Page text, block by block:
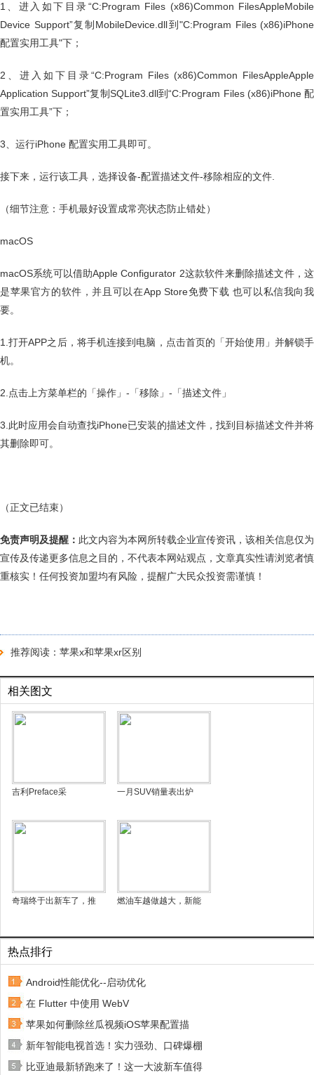
1、进入如下目录“C:Program Files (x86)Common FilesAppleMobile
Device Support”复制MobileDevice.dll到"C:Program Files (x86)iPhone
配置实用工具"下；
2、进入如下目录“C:Program Files (x86)Common FilesAppleApple
Application Support”复制SQLite3.dll到“C:Program Files (x86)iPhone 配
置实用工具”下；
3、运行iPhone 配置实用工具即可。
接下来，运行该工具，选择设备-配置描述文件-移除相应的文件.
（细节注意：手机最好设置成常亮状态防止错处）
macOS
macOS系统可以借助Apple Configurator 2这款软件来删除描述文件，这
是苹果官方的软件，并且可以在App Store免费下载 也可以私信我向我
要。
1.打开APP之后，将手机连接到电脑，点击首页的「开始使用」并解锁手
机。
2.点击上方菜单栏的「操作」-「移除」-「描述文件」
3.此时应用会自动查找iPhone已安装的描述文件，找到目标描述文件并将
其删除即可。
（正文已结束）
免责声明及提醒： 此文内容为本网所转载企业宣传资讯，该相关信息仅为
宣传及传递更多信息之目的，不代表本网站观点，文章真实性请浏览者慎
重核实！任何投资加盟均有风险，提醒广大民众投资需谨慎！
推荐阅读： 苹果x和苹果xr区别
相关图文
吉利Preface采 一月SUV销量表出炉
奇瑞终于出新车了，推 燃油车越做越大，新能
热点排行
Android性能优化--启动优化
在 Flutter 中使用 WebV
苹果如何删除丝瓜视频iOS苹果配置描
新年智能电视首选！实力强劲、口碑爆棚
比亚迪最新轿跑来了！这一大波新车值得